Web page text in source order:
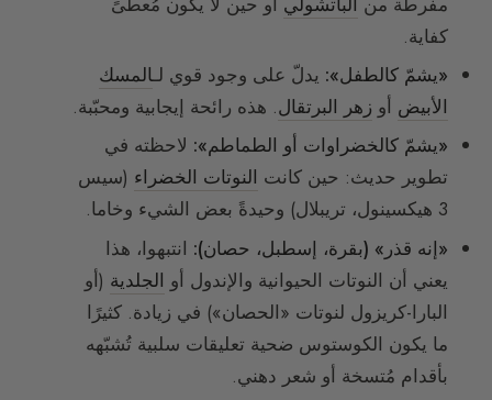
كفاية.
«يشمّ كالطفل»: يدلّ على وجود قوي لـالمسك
الأبيض أو زهر البرتقال. هذه رائحة إيجابية ومحبّبة.
«يشمّ كالخضراوات أو الطماطم»: لاحظته في
تطوير حديث: حين كانت النوتات الخضراء (سيس
3 هيكسينول، تريبلال) وحيدةً بعض الشيء وخاما.
«إنه قذر» (بقرة، إسطبل، حصان): انتبهوا، هذا
يعني أن النوتات الحيوانية والإندول أو الجلدية (أو
البارا-كريزول لنوتات «الحصان») في زيادة. كثيرًا
ما يكون الكوستوس ضحية تعليقات سلبية تُشبّهه
بأقدام مُتسخة أو شعر دهني.